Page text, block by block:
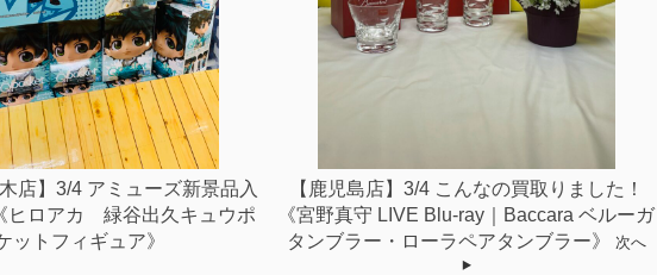
木店】3/4 アミューズ新景品入
ヒロアカ 緑谷出久キュウポ
ットフィギュア》
【鹿児島店】3/4 こんなの買取りました！
《宮野真守 LIVE Blu-ray｜Baccara ベルーガ
タンブラー・ローラペアタンブラー》
次へ